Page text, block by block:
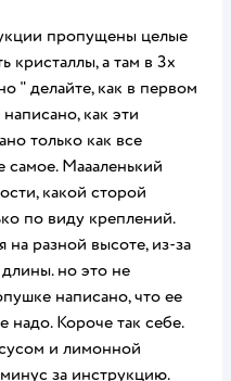
пропущены целые
кристаллы, а там в 3х
" делайте, как в первом
как эти
только как все
самое. Маааленький
какой сторой
по виду креплений.
на разной высоте, из-за
но это не
написано, что ее
надо. Короче так себе.
и лимонной
за инструкцию.